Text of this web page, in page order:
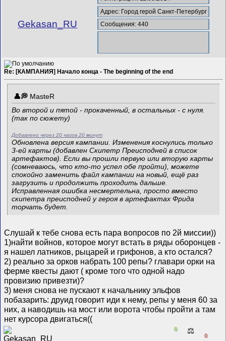
Gekasan_RU
Адрес: Город герой Санкт-Петербург
Сообщения: 440
Re: [КАМПАНИЯ] Начало конца - The beginning of the end
MasteR
Во второй и пятой - прокаченный, в остальных - с нуля.
(так по сюжету)
Добавлено через 20 часов 20 минут
Обновлена версия кампании. Изменения коснулись только
3-ей карты (добавлен Скипетр Преисподней в список
артефактов). Если вы прошли первую или вторую карты
(сомневаюсь, что кто-то успел обе пройти), можете
спокойно заменить файл кампании на новый, ещё раз
загрузить и продолжить проходить дальше.
Исправленная ошибка несмертельна, просто вместо
скипетра преисподней у героя в артефактах Фрида
торчать будет.
Слушай к тебе снова есть пара вопросов по 2й миссии))
1)найти войнов, которое могут встать в ряды оборонцев -
я нашел латников, рыцарей и грифонов, а кто остался?
2) реально за орков набрать 100 репы? главари орки на
ферме квесты дают ( кроме того что одной надо
провизию привезти)?
3) меня снова не пускают к начальнику эльфов
побазарить: друид говорит иди к нему, репы у меня 60 за
них, а наводишь на мост или ворота чтобы пройти а там
нет курсора двигаться((
0 ⚖️
0